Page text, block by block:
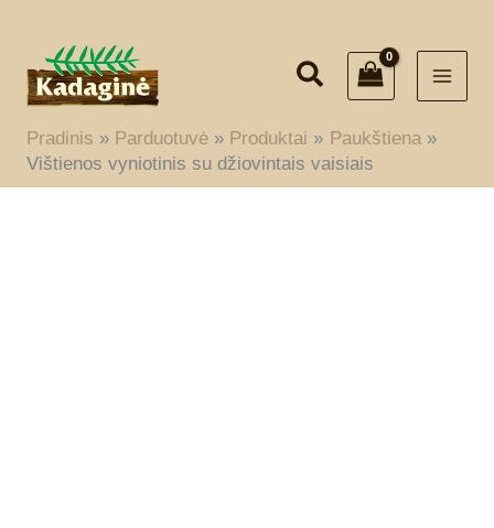
turinio
Pradinis Parduotuvė Produktai
Paukštiena
Vištienos vyniotinis su džiovintais vaisiais